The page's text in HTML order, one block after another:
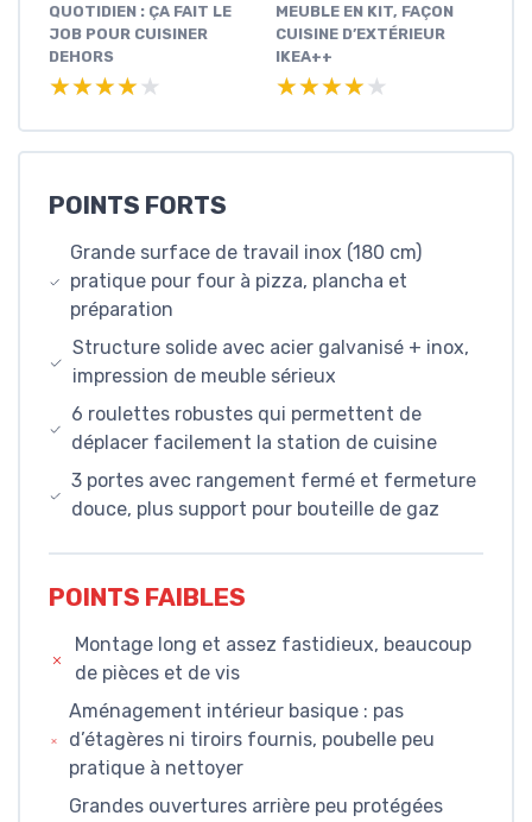
QUOTIDIEN : ÇA FAIT LE
JOB POUR CUISINER
DEHORS
★★★★★
★★★★★
MEUBLE EN KIT, FAÇON
CUISINE D’EXTÉRIEUR
IKEA++
★★★★★
★★★★★
POINTS FORTS
Grande surface de travail inox (180 cm)
pratique pour four à pizza, plancha et
préparation
Structure solide avec acier galvanisé + inox,
impression de meuble sérieux
6 roulettes robustes qui permettent de
déplacer facilement la station de cuisine
3 portes avec rangement fermé et fermeture
douce, plus support pour bouteille de gaz
POINTS FAIBLES
Montage long et assez fastidieux, beaucoup
de pièces et de vis
Aménagement intérieur basique : pas
d’étagères ni tiroirs fournis, poubelle peu
pratique à nettoyer
Grandes ouvertures arrière peu protégées